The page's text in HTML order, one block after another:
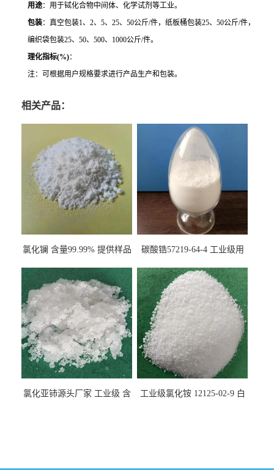
用途：用于铽化合物中间体、化学试剂等工业。
包装：真空包装1、 2、 5、 25、 50公斤/件，纸板桶包装25、 50公斤/件，
编织袋包装25、 50、 500、 1000公斤/件。
理化指标(%)：
注：可根据用户规格要求进行产品生产和包装。
相关产品：
氯化镧 含量99.99% 提供样品
碳酸锆57219-64-4 工业级用
氯化亚铈源头厂家 工业级 含
工业级氯化铵 12125-02-9 白